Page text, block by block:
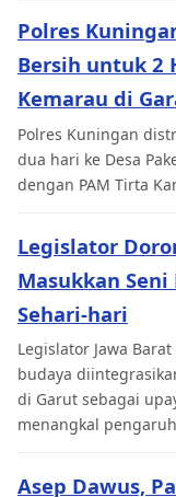
Polres
Bersih untuk 2
Kemarau di
Polres Kuningan
dua hari ke Desa
dengan PAM Tirta
Legislator
Masukkan
Sehari-hari
Legislator Jawa
budaya
di Garut sebagai
menangkal
Asep Dawus,